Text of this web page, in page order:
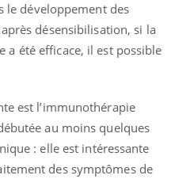
le développement des
désensibilisation, si la
été efficace, il est possible
est l’immunothérapie
au moins quelques
: elle est intéressante
des symptômes de